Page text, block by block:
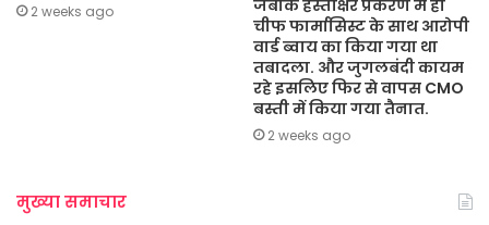
2 weeks ago
जबकि हस्ताक्षर प्रकरण में ही
चीफ फार्मासिस्ट के साथ आरोपी
वार्ड ब्वाय का किया गया था
तबादला. और जुगलबंदी कायम
रहे इसलिए फिर से वापस CMO
बस्ती में किया गया तैनात.
2 weeks ago
मुख्या समाचार